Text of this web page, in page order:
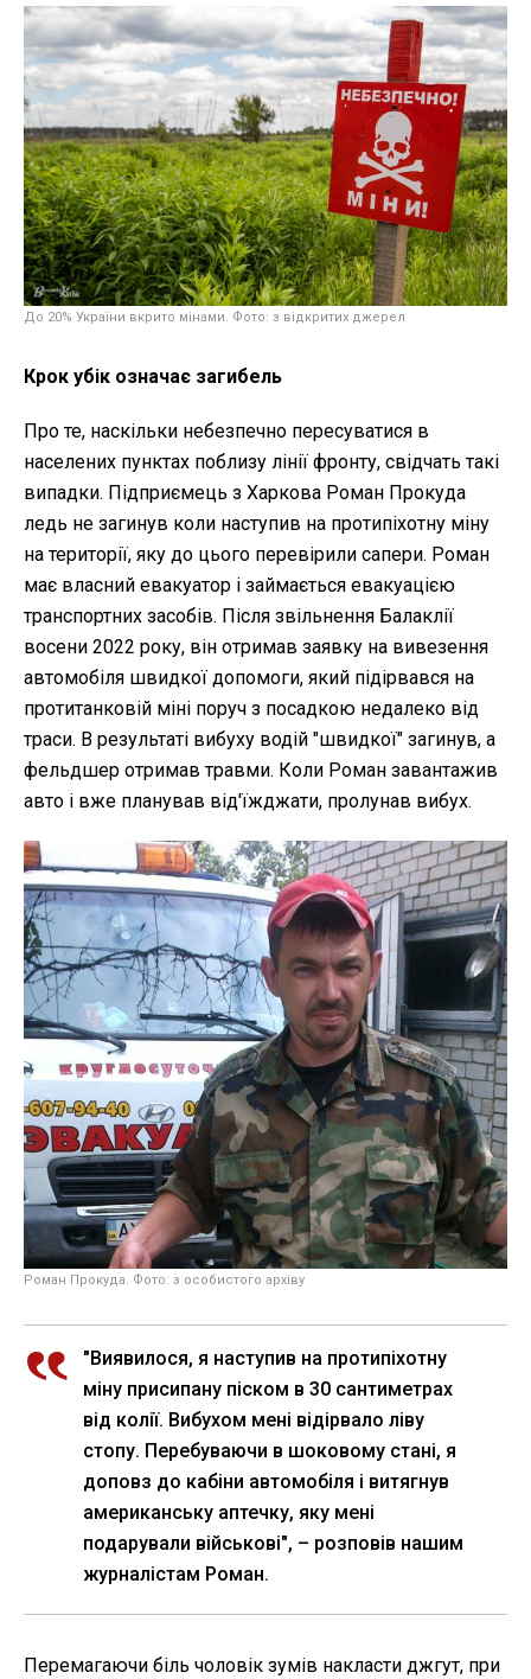
До 20% України вкрито мінами. Фото: з відкритих джерел
Крок убік означає загибель
Про те, наскільки небезпечно пересуватися в
населених пунктах поблизу лінії фронту, свідчать такі
випадки. Підприємець з Харкова Роман Прокуда
ледь не загинув коли наступив на протипіхотну міну
на території, яку до цього перевірили сапери. Роман
має власний евакуатор і займається евакуацією
транспортних засобів. Після звільнення Балаклії
восени 2022 року, він отримав заявку на вивезення
автомобіля швидкої допомоги, який підірвався на
протитанковій міні поруч з посадкою недалеко від
траси. В результаті вибуху водій "швидкої" загинув, а
фельдшер отримав травми. Коли Роман завантажив
авто і вже планував від'їжджати, пролунав вибух.
Роман Прокуда. Фото: з особистого архіву
"Виявилося, я наступив на протипіхотну
міну присипану піском в 30 сантиметрах
від колії. Вибухом мені відірвало ліву
стопу. Перебуваючи в шоковому стані, я
доповз до кабіни автомобіля і витягнув
американську аптечку, яку мені
подарували військові", – розповів нашим
журналістам Роман.
Перемагаючи біль чоловік зумів накласти джгут, при